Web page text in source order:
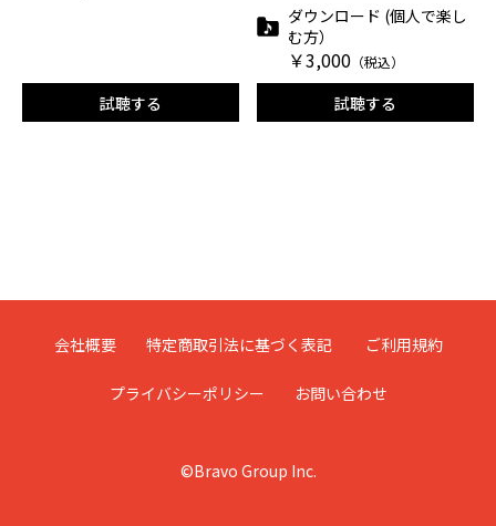
試聴する
ダウンロード (個人で楽し
む方）
￥3,000 （税込）
試聴する
会社概要 特定商取引法に基づく表記 ご利用規約
プライバシーポリシー お問い合わせ
©Bravo Group Inc.